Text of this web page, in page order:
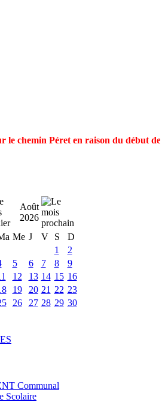
le chemin Péret en raison du début
Août
2026
Me J V S
D
1
2
5 6 7 8
9
12 13 14 15 16
19 20 21 22 23
26 27 28 29 30
Communal
Scolaire